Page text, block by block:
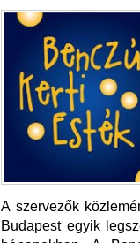
A szervezők
Budapest egyik